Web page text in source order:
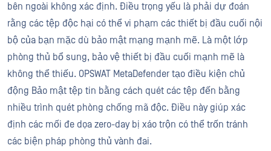
bên ngoài không xác định. Điều trọng yếu là phải dự đoán
rằng các tệp độc hại có thể vi phạm các thiết bị đầu cuối nội
bộ của bạn mặc dù bảo mật mạng mạnh mẽ. Là một lớp
phòng thủ bổ sung, bảo vệ thiết bị đầu cuối mạnh mẽ là
không thể thiếu. OPSWAT MetaDefender tạo điều kiện chủ
động Bảo mật tệp tin bằng cách quét các tệp đến bằng
nhiều trình quét phòng chống mã độc. Điều này giúp xác
định các mối đe dọa zero-day bị xáo trộn có thể trốn tránh
các biện pháp phòng thủ vành đai.